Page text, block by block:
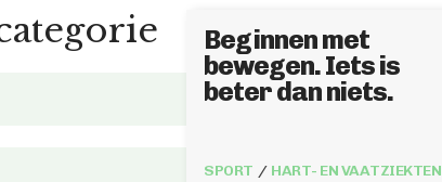
Beginnen met
bewegen. Iets is
beter dan niets.
SPORT HART- EN VAATZIEKTEN